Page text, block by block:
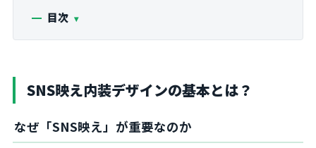
目次
SNS映え内装デザインの基本とは？
なぜ「SNS映え」が重要なのか